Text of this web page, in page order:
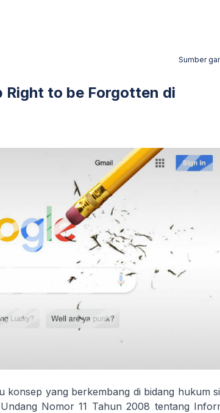
Sumber
Right to be Forgotten di
konsep yang berkembang di bidang hukum
Nomor 11 Tahun 2008 tentang